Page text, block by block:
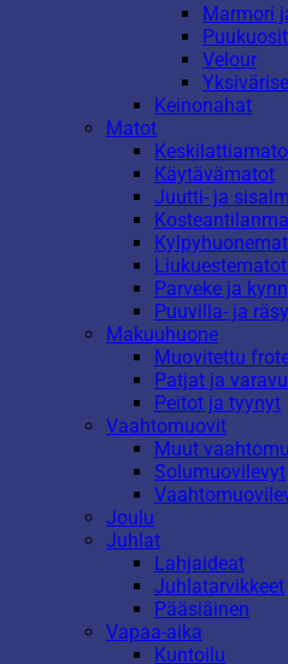
Marmori
Puukuosit
Velour
Keinonahat
Matot
Käytävämatot
Juutti- ja
Parveke ja
Puuvilla- ja
Makuuhuone
Muovitettu
Patjat ja
Peitot ja tyynyt
Vaahtomuovit
Muut
Solumuovilevyt
Joulu
Juhlat
Lahjaideat
Juhlatarvikkeet
Pääsiäinen
Vapaa-aika
Kuntoilu